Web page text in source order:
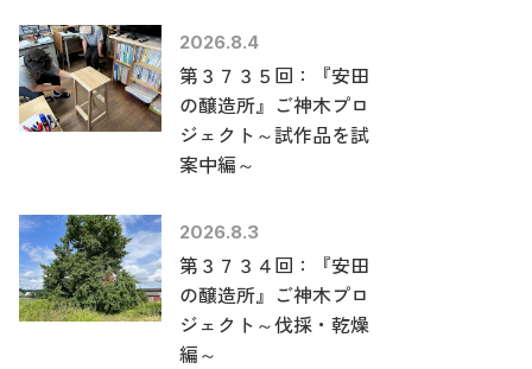
2026.8.4
第３７３５回：『安田
の醸造所』ご神木プロ
ジェクト～試作品を試
案中編～
2026.8.3
第３７３４回：『安田
の醸造所』ご神木プロ
ジェクト～伐採・乾燥
編～